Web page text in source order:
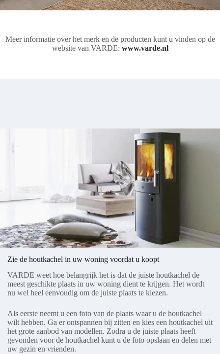
Meer informatie over het merk en de producten kunt u vinden op de
website van VARDE: www.varde.nl
Zie de houtkachel in uw woning voordat u koopt
VARDE weet hoe belangrijk het is dat de juiste houtkachel de
meest geschikte plaats in uw woning dient te krijgen. Het wordt
nu wel heel eenvoudig om de juiste plaats te kiezen.
Als eerste neemt u een foto van de plaats waar u de houtkachel
wilt hebben. Ga er ontspannen bij zitten en kies een houtkachel uit
het grote aanbod van modellen. Zodra u de juiste plaats heeft
gevonden voor de houtkachel kunt u de foto opslaan en delen met
uw gezin en vrienden.